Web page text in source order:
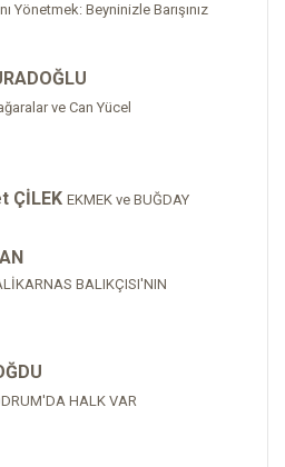
Yönetmek: Beyninizle Barışınız
ve Can Yücel
ÇİLEK EKMEK ve BUĞDAY
BALIKÇISI'NIN
HALK VAR